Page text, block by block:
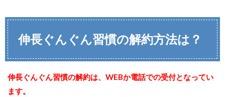
伸長ぐんぐん習慣の解約方法は？
伸長ぐんぐん習慣の解約は、WEBか電話での受付となってい
ます。